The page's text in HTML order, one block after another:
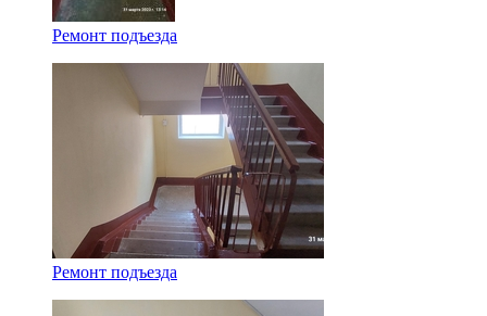
Ремонт подъезда
Ремонт подъезда